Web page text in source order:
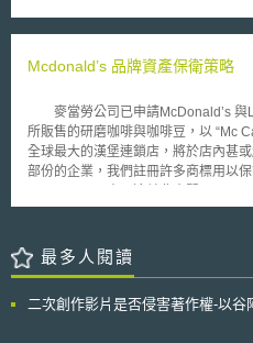
第 2510 條以下條文亦規定，於有人
果顯示民眾業者對於強化醫療器材安全監管的支
見問題；其監管設計上會考量歐盟和
商、進口商與經銷商的責任，並要求
律責任（構成法律責任的要件與製造
事件影響的人、禁止行銷上使用引人
（Unique Device Identifiers, UDI）與
須建置上市後不良反應監測系統並回
監管，MHRA僅欲於法規中增加「軟
公布。此外，其將AIaMD視為SaMD
範。
Mcdonald’s 品牌資產保衛策略
麥當勞公司已申請McDonald’s 與
所販售的研磨咖啡與咖啡豆，以 “Mc
全球最大的漢堡連鎖店，將於店內甚
部份的企業，我們註冊許多商標用以
它們的飲料事業，引進優質咖啡與水
侵略性的跳脫普遍存在的咖啡廳而進
營袋裝咖啡事業，今年七月販售於超
張咖啡與特色飲料事業，而此些利潤
最多人閱讀
二次創作影片是否侵害著作權-以谷